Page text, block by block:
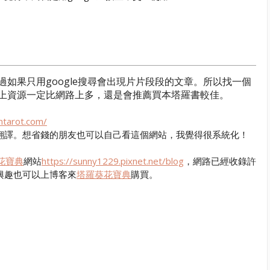
如果只用google搜尋會出現片片段段的文章。所以找一個
源一定比網路上多，還是會推薦買本塔羅書較佳。
。想省錢的朋友也可以自己看這個網站，我覺得很系統化！
寶典網站https://sunny1229.pixnet.net/blog ，網路已經收錄許
趣也可以上博客來塔羅葵花寶典購買。